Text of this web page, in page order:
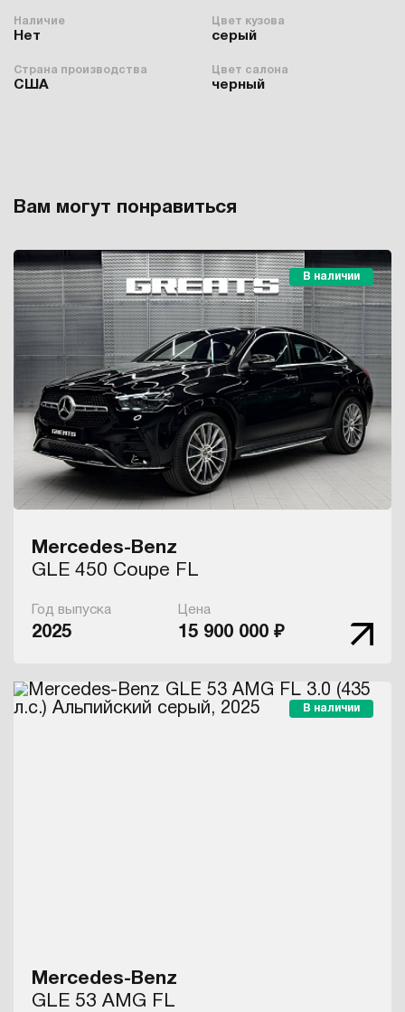
Наличие
Нет
Цвет кузова
серый
Страна производства
США
Цвет салона
черный
Вам могут понравиться
В наличии
Mercedes-Benz
GLE 450 Coupe FL
Год выпуска
2025
Цена
15 900 000 ₽
В наличии
Mercedes-Benz
GLE 53 AMG FL